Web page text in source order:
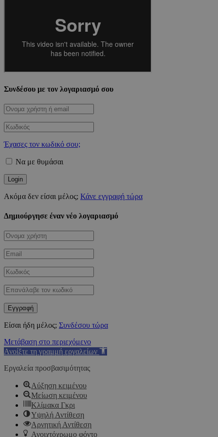
Συνδέσου με τον λογαριασμό σου
Έχασες τον κωδικό σου;
Να με θυμάσαι
Ακόμα δεν είσαι μέλος; Κάνε εγγραφή τώρα
Δημιούργησε έναν νέο λογαριασμό
Είσαι ήδη μέλος; Συνδέσου τώρα
Μετάβαση στο περιεχόμενο
Ανοίξτε τη γραμμή εργαλείων
Εργαλεία προσβασιμότητας
Αύξηση κειμένου
Μείωση κειμένου
Κλίμακα Γκρι
Υψηλή Αντίθεση
Αρνητική Αντίθεση
Ανοιχτόχρωμο φόντο